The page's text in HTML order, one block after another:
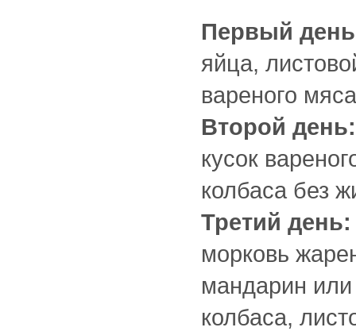
Первый
яйца,
вареного
Второй день:
кусок
колбаса без
Третий день:
морковь
мандарин
колбаса,